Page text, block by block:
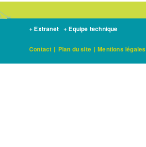
+ Extranet + Equipe technique
Contact | Plan du site | Mentions légales